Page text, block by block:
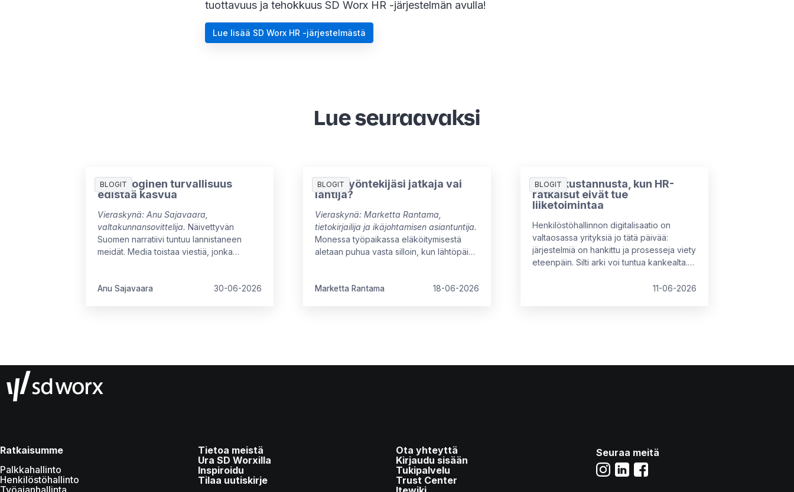
tuottavuus ja tehokkuus SD Worx HR -järjestelmän avulla!
Lue lisää SD Worx HR -järjestelmästä
Lue seuraavaksi
BLOGIT
Psykologinen turvallisuus
edistää kasvua
Vieraskynä: Anu Sajavaara,
valtakunnansovittelija. Näivettyvän
Suomen narratiivi tuntuu lannistaneen
meidät. Media toistaa viestiä, jonka
ovat vielä heikkoja. Arvovaltaisissa
Anu Sajavaara 30-06-2026
BLOGIT
Onko työntekijäsi jatkaja vai
lähtijä?
Vieraskynä: Marketta Rantama,
tietokirjailija ja ikäjohtamisen asiantuntija.
Monessa työpaikassa eläköitymisestä
aletaan puhua vasta silloin, kun lähtöpäivä
työntekijän osaamista täysimääräisesti
Marketta Rantama 18-06-2026
BLOGIT
7 piilokustannusta, kun HR-
ratkaisut eivät tue
liiketoimintaa
Henkilöstöhallinnon digitalisaatio on
valtaosassa yrityksiä jo tätä päivää:
järjestelmiä on hankittu ja prosesseja viety
eteenpäin. Silti arki voi tuntua kankealta.
olevat ratkaisut eivät vastaa organisaation
11-06-2026
Ratkaisumme
Palkkahallinto
Henkilöstöhallinto
Tietoa meistä
Ura SD Worxilla
Inspiroidu
Tilaa uutiskirje
Ota yhteyttä
Kirjaudu sisään
Tukipalvelu
Trust Center
Seuraa meitä